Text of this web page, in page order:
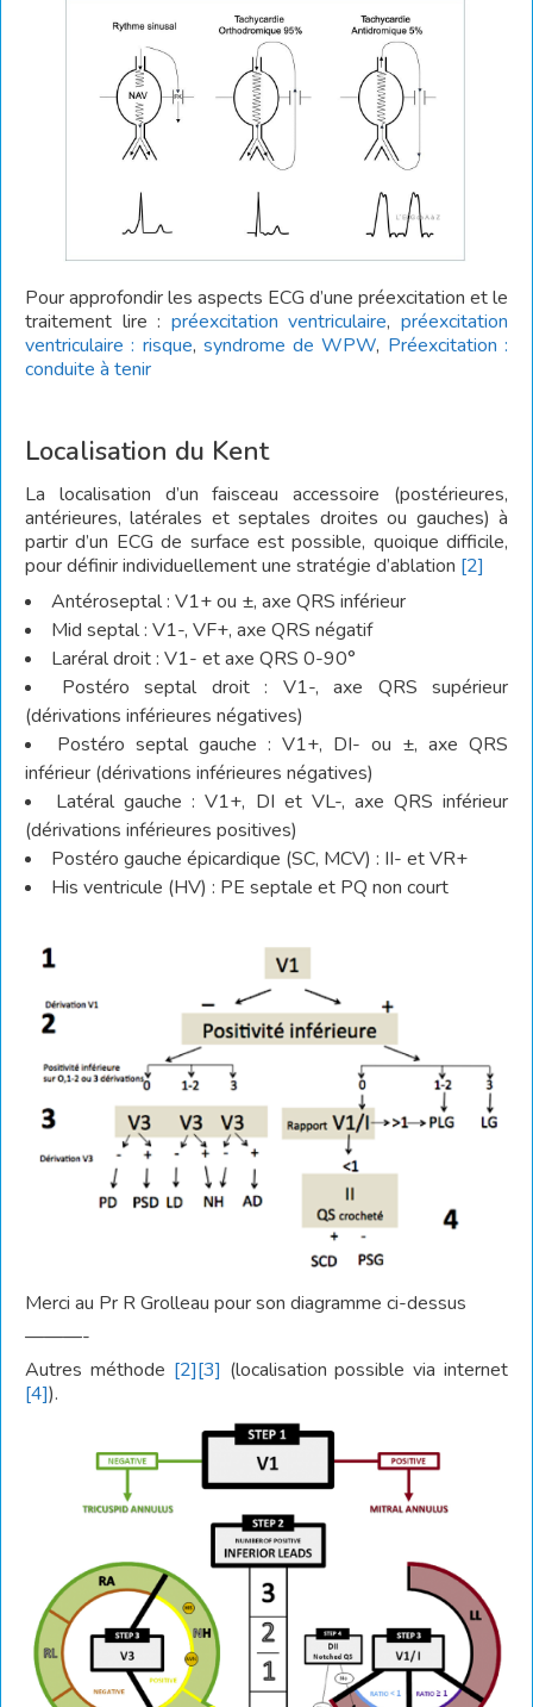
Pour approfondir les aspects ECG d’une préexcitation et le
traitement lire : préexcitation ventriculaire,préexcitation
ventriculaire : risque, syndrome de WPW, Préexcitation :
conduite à tenir
Localisation du Kent
La localisation d’un faisceau accessoire (postérieures,
antérieures, latérales et septales droites ou gauches) à
partir d’un ECG de surface est possible, quoique difficile,
pour définir individuellement une stratégie d’ablation [2]
Antéroseptal : V1+ ou ±, axe QRS inférieur
Mid septal : V1-, VF+, axe QRS négatif
Laréral droit : V1- et axe QRS 0-90°
Postéro septal droit : V1-, axe QRS supérieur
(dérivations inférieures négatives)
Postéro septal gauche : V1+, DI- ou ±, axe QRS
inférieur (dérivations inférieures négatives)
Latéral gauche : V1+, DI et VL-, axe QRS inférieur
(dérivations inférieures positives)
Postéro gauche épicardique (SC, MCV) : II- et VR+
His ventricule (HV) : PE septale et PQ non court
Merci au Pr R Grolleau pour son diagramme ci-dessus
———-
Autres méthode [2][3] (localisation possible via internet
[4]).